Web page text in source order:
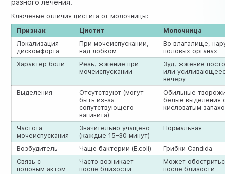
разного лечения.
Ключевые отличия цистита от молочницы:
Признак
Цистит
Молочница
Локализация
дискомфорта
При мочеиспускании,
над лобком
Во влагалище,
половых органах
Характер боли
Резь, жжение при
мочеиспускании
Зуд, жжение
или
вечеру
Выделения
Отсутствуют (могут
быть из-за
сопутствующего
вагинита)
Обильные
белые выделения
кисловатым
Частота
мочеиспускания
Значительно учащено
(каждые 15–30 минут)
Нормальная
Возбудитель Чаще бактерии (E.coli)
Грибки Candida
Связь с
половым актом
Часто возникает
после близости
Может
после близости